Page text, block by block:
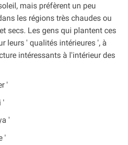
mais préfèrent un peu
les régions très chaudes ou
secs. Les gens qui plantent ces
leurs ' qualités intérieures ', à
intéressants à l'intérieur des
'
'
'
'